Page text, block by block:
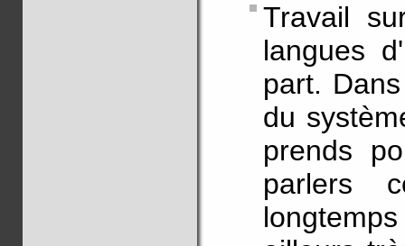
Travail
langues
part.
du
prends
parlers